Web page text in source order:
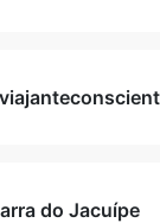
do Jacuípe